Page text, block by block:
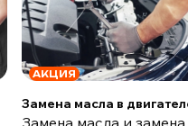
АКЦИЯ
Замена масла в
Замена масла и замена